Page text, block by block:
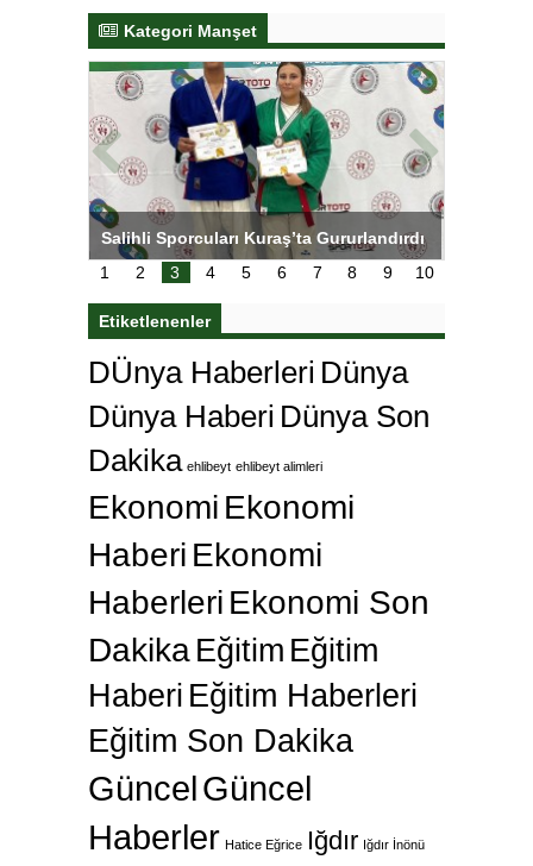
Kategori Manşet
Salihli Sporcuları Kuraş’ta Gururlandırdı
1 2 3 4 5 6 7 8 9 10
Etiketlenenler
DÜnya Haberleri Dünya
Dünya Haberi Dünya Son
Dakika ehlibeyt ehlibeyt alimleri
Ekonomi Ekonomi
Haberi Ekonomi
Haberleri Ekonomi Son
Dakika Eğitim Eğitim
Haberi Eğitim Haberleri
Eğitim Son Dakika
GüncelGüncel
Haberler Hatice Eğrice Iğdır Iğdır İnönü